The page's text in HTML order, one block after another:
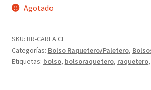
Agotado
SKU: BR-CARLA CL
Categorías: Bolso Raquetero/Paletero,
Etiquetas: bolso, bolsoraquetero, raquetero,